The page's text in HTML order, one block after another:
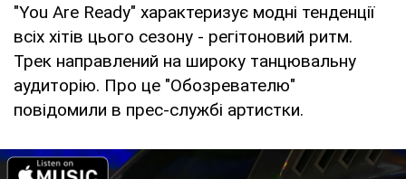
"You Are Ready" характеризує модні тенденції
всіх хітів цього сезону - регітоновий ритм.
Трек направлений на широку танцювальну
аудиторію. Про це "Обозревателю"
повідомили в прес-службі артистки.